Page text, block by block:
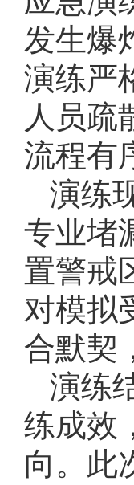
发生爆
演练严
人员
流程有
演练
专业堵
置警戒
对模拟
合默契
演练
练成效
向。此